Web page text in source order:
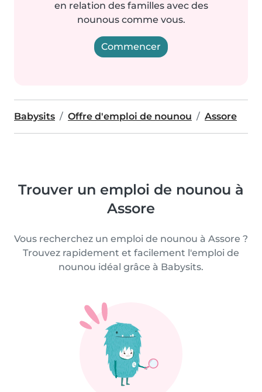
en relation des familles avec des
nounous comme vous.
Commencer
Babysits Offre d'emploi de nounou Assore
Trouver un emploi de nounou à
Assore
Vous recherchez un emploi de nounou à Assore ?
Trouvez rapidement et facilement l'emploi de
nounou idéal grâce à Babysits.